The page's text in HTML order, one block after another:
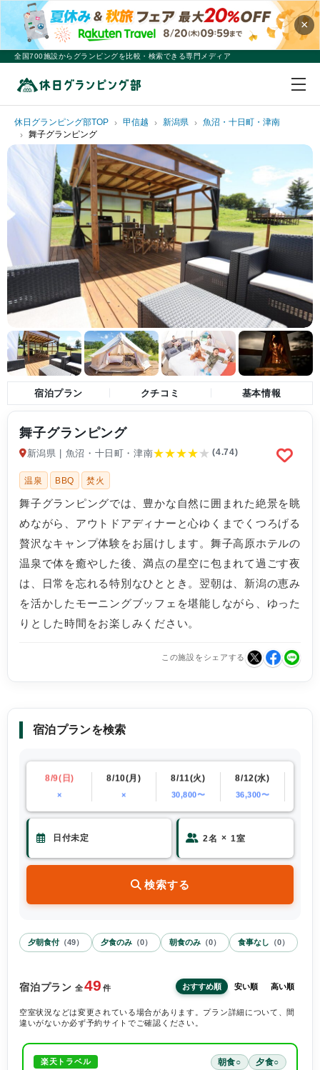
×
全国700施設からグランピングを比較・検索できる専門メディア
休日グランピング部TOP 甲信越 新潟県
魚沼・十日町・津南
舞子グランピング
宿泊プラン クチコミ 基本情報
舞子グランピング
新潟県 | 魚沼・十日町・津南★★★★★ (4.74)
温泉 BBQ 焚火
舞子グランピングでは、豊かな自然に囲まれた絶景を眺
めながら、アウトドアディナーと心ゆくまでくつろげる
贅沢なキャンプ体験をお届けします。舞子高原ホテルの
温泉で体を癒やした後、満点の星空に包まれて過ごす夜
は、日常を忘れる特別なひととき。翌朝は、新潟の恵み
を活かしたモーニングブッフェを堪能しながら、ゆった
りとした時間をお楽しみください。
この施設をシェアする
宿泊プランを検索
8/9(日)
×
8/10(月)
×
8/11(火)
30,800〜
8/12(水)
36,300〜
2名 × 1室
検索する
夕朝食付 （49） 夕食のみ （0） 朝食のみ （0） 食事なし （0）
宿泊プラン 全49 件 おすすめ順 安い順 高い順
空室状況などは変更されている場合があります。プラン詳細について、間
違いがないか必ず予約サイトでご確認ください。
楽天トラベル 朝食○ 夕食○